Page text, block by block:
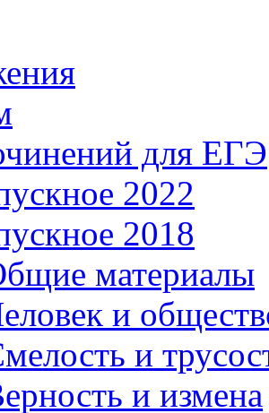
для ЕГЭ
2022
2018
материалы
и
и
и измена